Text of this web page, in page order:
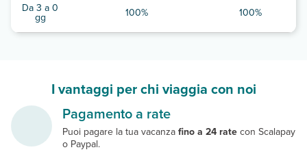
Da 3 a 0
gg 100% 100%
I vantaggi per chi viaggia con noi
Pagamento a rate
Puoi pagare la tua vacanza fino a 24 rate con Scalapay
o Paypal.